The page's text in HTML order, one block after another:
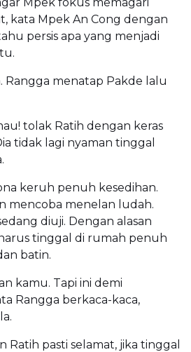
kata Mpek An Cong dengan
persis apa yang menjadi
Rangga menatap Pakde lalu
tolak Ratih dengan keras
tidak lagi nyaman tinggal
keruh penuh kesedihan.
mencoba menelan ludah.
diuji. Dengan alasan
tinggal di rumah penuh
batin.
kamu. Tapi ini demi
Rangga berkaca-kaca,
Ratih pasti selamat, jika tinggal